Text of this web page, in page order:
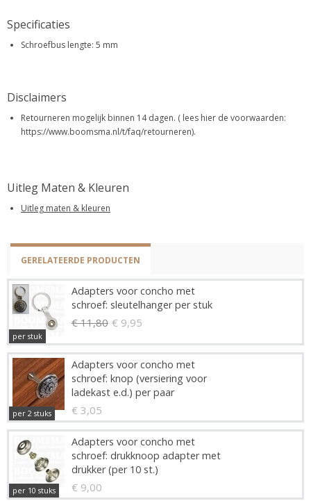
Specificaties
Schroefbus lengte: 5 mm
Disclaimers
Retourneren mogelijk binnen 14 dagen. ( lees hier de voorwaarden:
https://www.boomsma.nl/t/faq/retourneren).
Uitleg Maten & Kleuren
Uitleg maten & kleuren
GERELATEERDE PRODUCTEN
Adapters voor concho met
schroef: sleutelhanger per stuk
€ 11,80 € 9,95
per stuk
Adapters voor concho met
schroef: knop (versiering voor
ladekast e.d.) per paar
€ 3,05
per 2 stuks
Adapters voor concho met
schroef: drukknoop adapter met
drukker (per 10 st.)
€ 9,00
per 10 stuks